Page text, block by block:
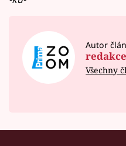
Autor
Všechny